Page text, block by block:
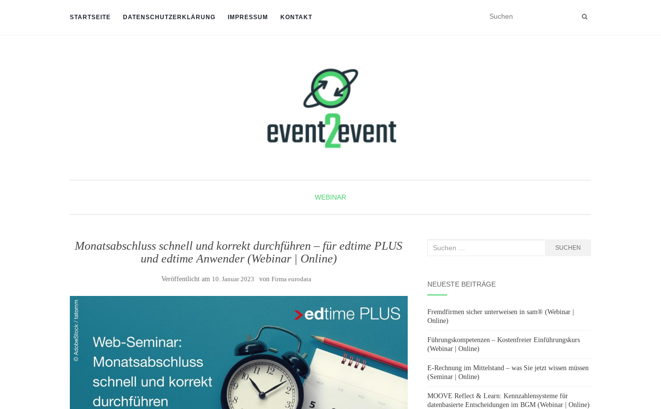
STARTSEITE DATENSCHUTZERKLÄRUNG IMPRESSUM KONTAKT
WEBINAR
Monatsabschluss schnell und korrekt durchführen – für edtime PLUS
und edtime Anwender (Webinar | Online)
Veröffentlicht am 10. Januar 2023 von Firma eurodata
Suchen
SUCHEN
NEUESTE BEITRÄGE
Fremdfirmen sicher unterweisen in sam® (Webinar |
Online)
Führungskompetenzen – Kostenfreier Einführungskurs
(Webinar | Online)
E-Rechnung im Mittelstand – was Sie jetzt wissen müssen
(Seminar | Online)
MOOVE Reflect & Learn: Kennzahlensysteme für
datenbasierte Entscheidungen im BGM (Webinar | Online)